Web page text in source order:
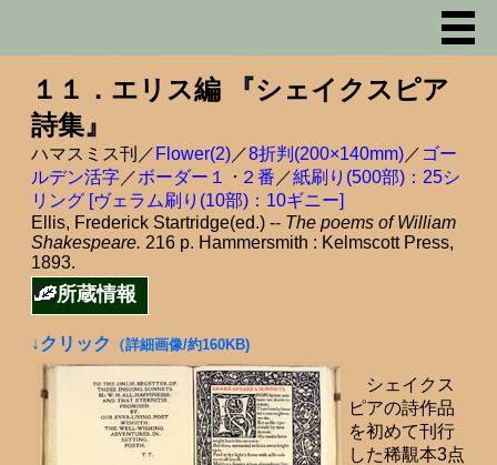
１１．エリス編 『シェイクスピア
詩集』
ハマスミス刊／ Flower(2) ／8折判(200×140mm) ／ ゴー
ルデン活字 ／ボーダー１ ･ ２番 ／紙刷り(500部)：25シ
リング [ヴェラム刷り(10部)：10ギニー]
Ellis, Frederick Startridge(ed.) -- The poems of William
Shakespeare. 216 p. Hammersmith : Kelmscott Press,
1893.
所蔵情報
↓クリック （詳細画像/約160KB)
シェイクス
ピアの詩作品
を初めて刊行
した稀覯本3点